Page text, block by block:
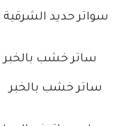
سواتر حديد الشرقية
ساتر خشب بالخبر